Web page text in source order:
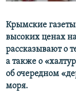
Крымские
высоких ценах
рассказывают о
а также о
об очередном
моря.